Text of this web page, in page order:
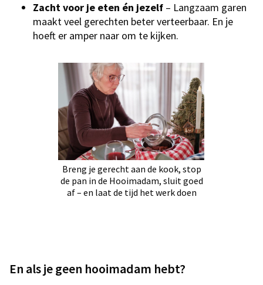
Zacht voor je eten én jezelf – Langzaam garen
maakt veel gerechten beter verteerbaar. En je
hoeft er amper naar om te kijken.
Breng je gerecht aan de kook, stop
de pan in de Hooimadam, sluit goed
af – en laat de tijd het werk doen
En als je geen hooimadam hebt?